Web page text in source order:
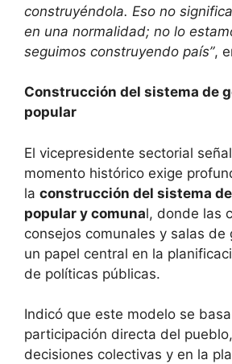
construyéndola. Eso no
en una normalidad; no lo
seguimos construyendo país”,
Construcción del sistema de
popular
El vicepresidente sectorial
momento histórico exige
la construcción del sistema
popular y comunal, donde las
consejos comunales y salas de
un papel central en la
de políticas públicas.
Indicó que este modelo se
participación directa del
decisiones colectivas y en la